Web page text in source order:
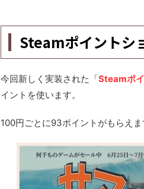
Steamポイントシ
今回新しく実装された「Steamポ
イントを使います。
100円ごとに93ポイントがもらえま